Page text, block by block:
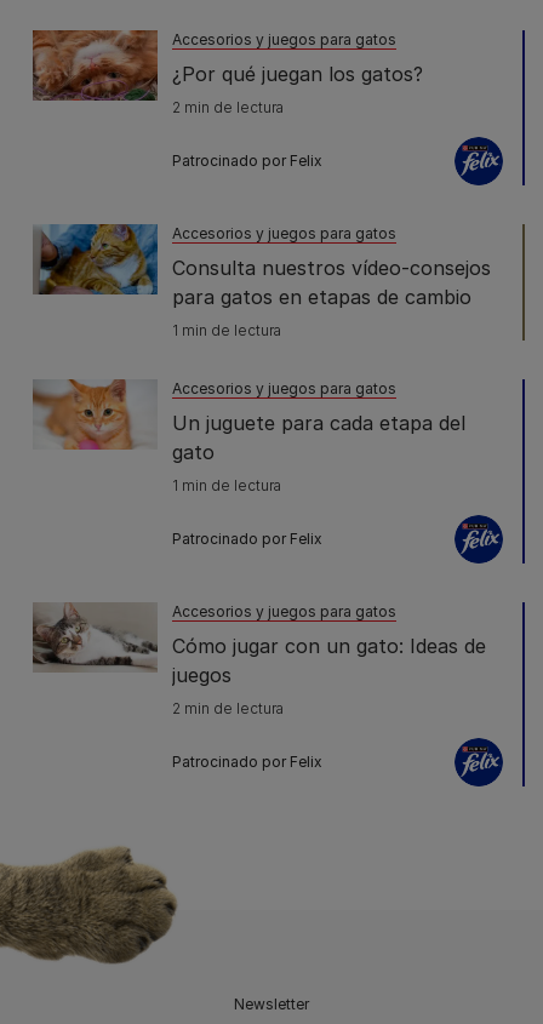
Accesorios y juegos para gatos
¿Por qué juegan los gatos?
2 min de lectura
Patrocinado por Felix
Accesorios y juegos para gatos
Consulta nuestros vídeo-consejos
para gatos en etapas de cambio
1 min de lectura
Accesorios y juegos para gatos
Un juguete para cada etapa del
gato
1 min de lectura
Patrocinado por Felix
Accesorios y juegos para gatos
Cómo jugar con un gato: Ideas de
juegos
2 min de lectura
Patrocinado por Felix
Newsletter